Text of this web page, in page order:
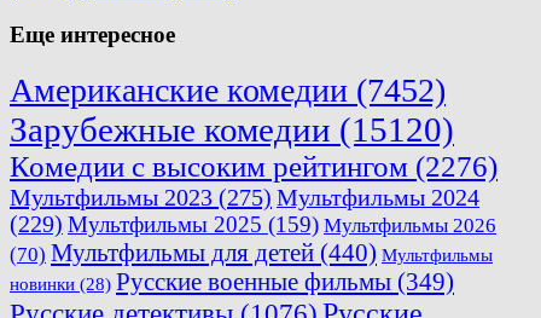
Еще интересное
Американские комедии (7452)
Зарубежные комедии (15120)
Комедии с высоким рейтингом (2276)
Мультфильмы 2023 (275) Мультфильмы 2024
(229) Мультфильмы 2025 (159) Мультфильмы 2026
(70) Мультфильмы для детей (440) Мультфильмы
новинки (28) Русские военные фильмы (349)